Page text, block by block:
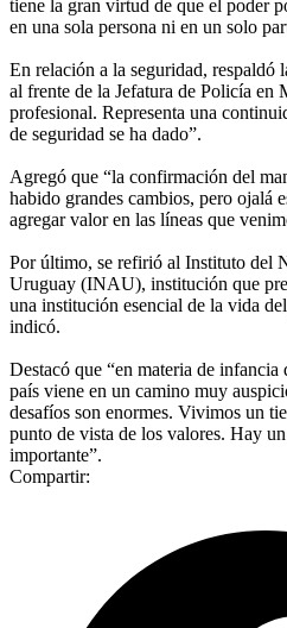
tiene la gran virtud de que el poder
en una sola persona ni en un solo
En relación a la seguridad, respaldó
al frente de la Jefatura de Policía en
profesional. Representa una
de seguridad se ha dado”.
Agregó que “la confirmación del
habido grandes cambios, pero ojalá
agregar valor en las líneas que
Por último, se refirió al Instituto del
Uruguay (INAU), institución que
una institución esencial de la vida
indicó.
Destacó que “en materia de
país viene en un camino muy
desafíos son enormes. Vivimos un
punto de vista de los valores. Hay
importante”.
Compartir: